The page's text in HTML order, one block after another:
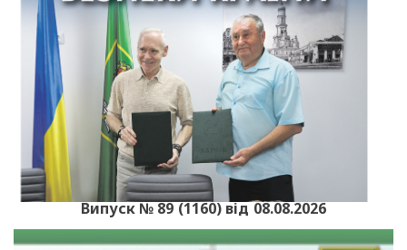
Випуск № 89 (1160) від 08.08.2026